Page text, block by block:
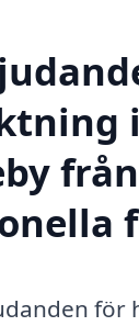
i
från
för